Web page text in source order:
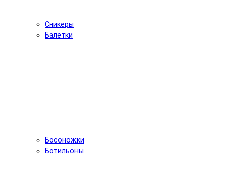
Сникеры
Балетки
Босоножки
Ботильоны